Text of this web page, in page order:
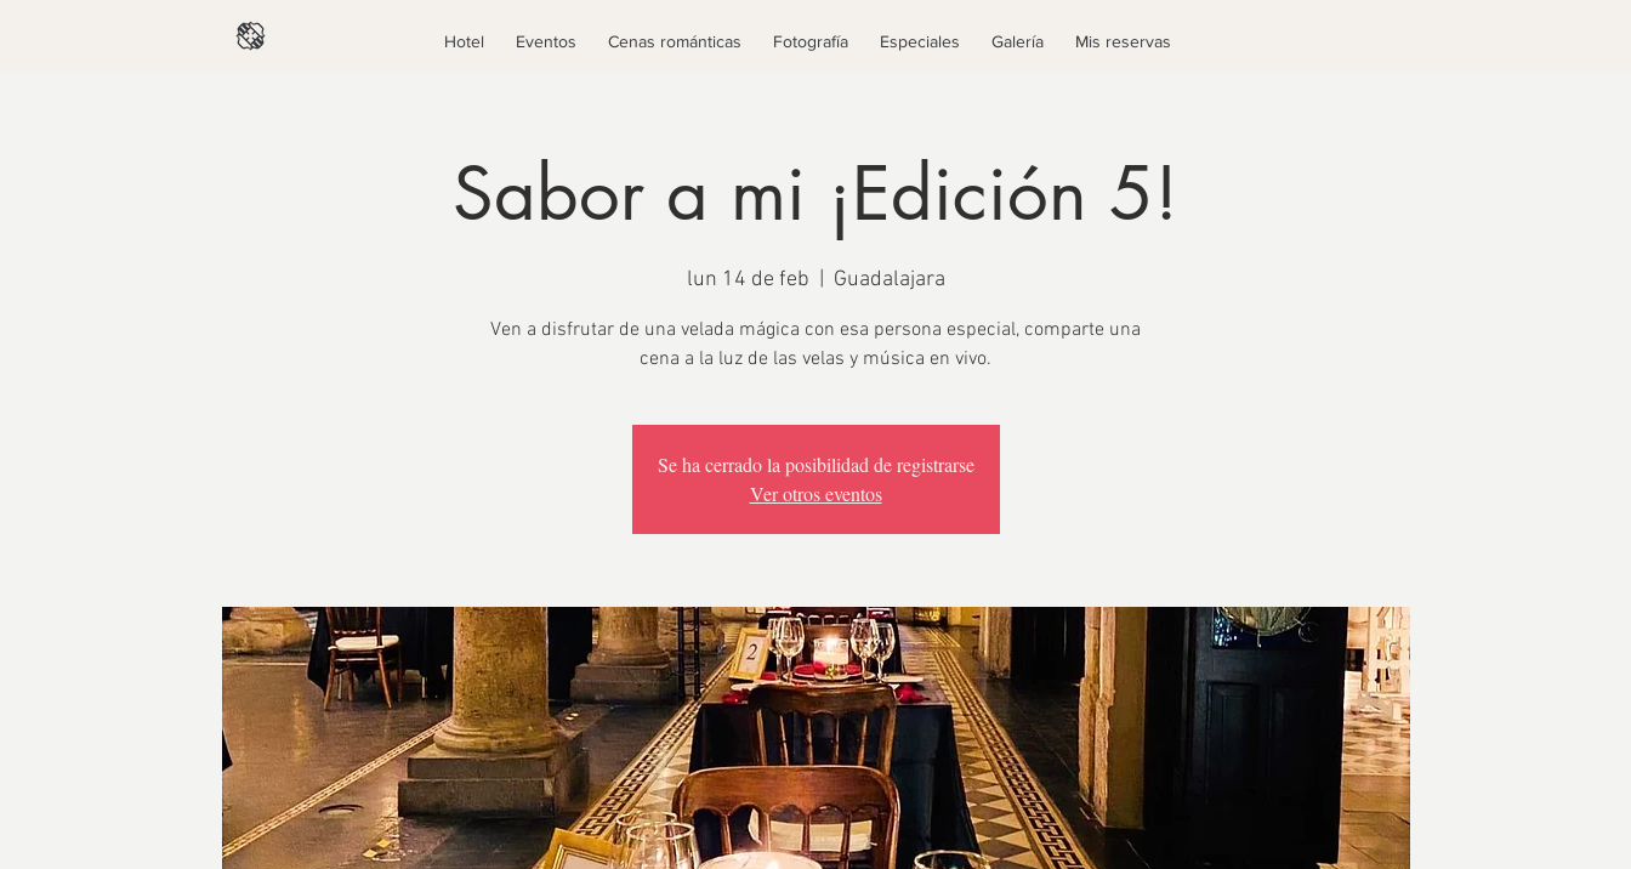
Hotel Eventos Cenas románticas Fotografía Especiales Galería Mis reservas
Sabor a mi ¡Edición 5!
lun 14 de feb Guadalajara
Ven a disfrutar de una velada mágica con esa persona especial, comparte una
cena a la luz de las velas y música en vivo.
Se ha cerrado la posibilidad de registrarse
Ver otros eventos